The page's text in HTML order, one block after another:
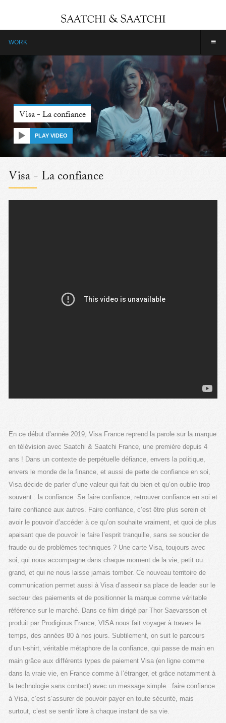
≡
WORK
Visa - La confiance
PLAY VIDEO
Visa - La confiance
En ce début d’année 2019, Visa France reprend la parole sur la marque
en télévision avec Saatchi & Saatchi France, une première depuis 4
ans ! Dans un contexte de perpétuelle défiance, envers la politique,
envers le monde de la finance, et aussi de perte de confiance en soi,
Visa décide de parler d’une valeur qui fait du bien et qu’on oublie trop
souvent : la confiance. Se faire confiance, retrouver confiance en soi et
faire confiance aux autres. Faire confiance, c’est être plus serein et
avoir le pouvoir d’accéder à ce qu’on souhaite vraiment, et quoi de plus
apaisant que de pouvoir le faire l’esprit tranquille, sans se soucier de
fraude ou de problèmes techniques ? Une carte Visa, toujours avec
soi, qui nous accompagne dans chaque moment de la vie, petit ou
grand, et qui ne nous laisse jamais tomber. Ce nouveau territoire de
communication permet aussi à Visa d’asseoir sa place de leader sur le
secteur des paiements et de positionner la marque comme véritable
référence sur le marché. Dans ce film dirigé par Thor Saevarsson et
produit par Prodigious France, VISA nous fait voyager à travers le
temps, des années 80 à nos jours. Subtilement, on suit le parcours
d’un t-shirt, véritable métaphore de la confiance, qui passe de main en
main grâce aux différents types de paiement Visa (en ligne comme
dans la vraie vie, en France comme à l’étranger, et grâce notamment à
la technologie sans contact) avec un message simple : faire confiance
à Visa, c’est s’assurer de pouvoir payer en toute sécurité, mais
surtout, c’est se sentir libre à chaque instant de sa vie.